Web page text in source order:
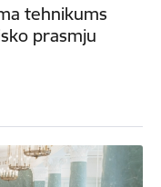
tehnikums
prasmju